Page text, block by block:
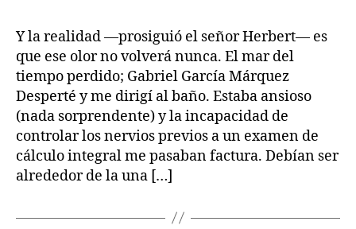
Y la realidad —prosiguió el señor Herbert— es
que ese olor no volverá nunca. El mar del
tiempo perdido; Gabriel García Márquez
Desperté y me dirigí al baño. Estaba ansioso
(nada sorprendente) y la incapacidad de
controlar los nervios previos a un examen de
cálculo integral me pasaban factura. Debían ser
alrededor de la una […]